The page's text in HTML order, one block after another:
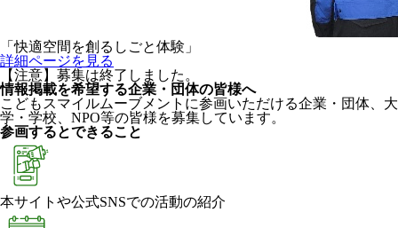
「快適空間を創るしごと体験」
詳細ページを見る
【注意】募集は終了しました。
情報掲載を希望する企業・団体の皆様へ
こどもスマイルムーブメントに参画いただける企業・団体、大
学・学校、NPO等の皆様を募集しています。
参画するとできること
本サイトや公式SNSでの活動の紹介